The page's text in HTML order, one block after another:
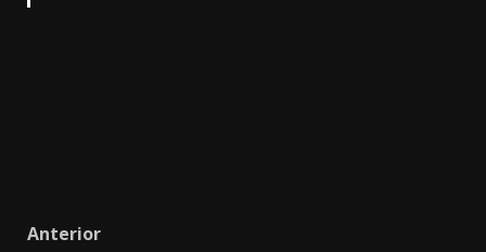
Post
Anterior